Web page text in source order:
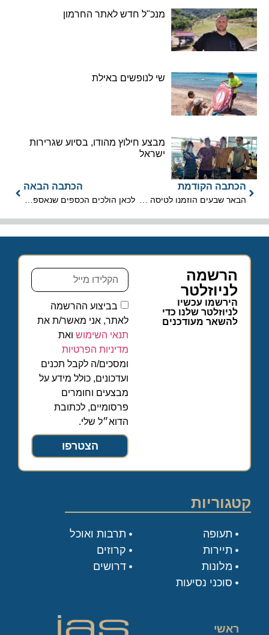
מנכ"ל חדש לאתר החרמון
שי לנופשים באילת
מבצע חילוץ מהודו, בסיוע שגרירות
ישראל
הכתבה הקודמת הכתבה הבאה
הרשמה
לניוזלטר
הירשמו עכשיו
לניוזלטר שלנו כדי
להשאר מעודכנים
בביצוע ההרשמה
לאתר, אני מאשר/ת את
תנאי השימוש ואת
מדיניות הפרטיות
ומסכים/ה לקבל תכנים
ועדכונים, כולל מידע על
מבצעים וחומרים
פרסומיים, לכתובת
הדוא״ל שלי.
הצטרפו
קטגוריות
תעופה
תיירות
מלונות
סוכני נסיעות
תרבות ואוכל
קרוזים
דרושים
ראשי